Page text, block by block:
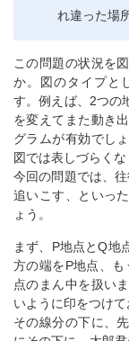
れ違った場
この問題の状況を
か。図のタイプと
す。例えば、2つの
を変えてまた動き
グラムが有効でし
図では表しづらくな
今回の問題では、
追いこす、といっ
ょう。
まず、P地点とQ地
方の端をP地点、
点のまん中を扱い
いように印をつけて
その線分の下に、